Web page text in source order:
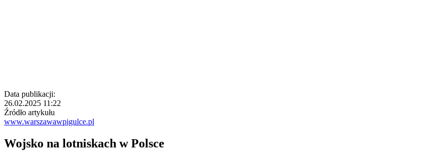
Data publikacji:
26.02.2025 11:22
Źródło artykułu
www.warszawawpigulce.pl
Wojsko na lotniskach w Polsce